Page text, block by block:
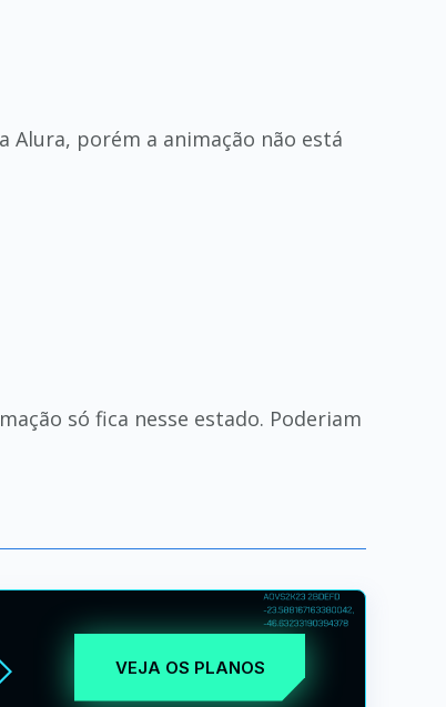
Alura, porém a animação não está
só fica nesse estado. Poderiam
VEJA OS PLANOS